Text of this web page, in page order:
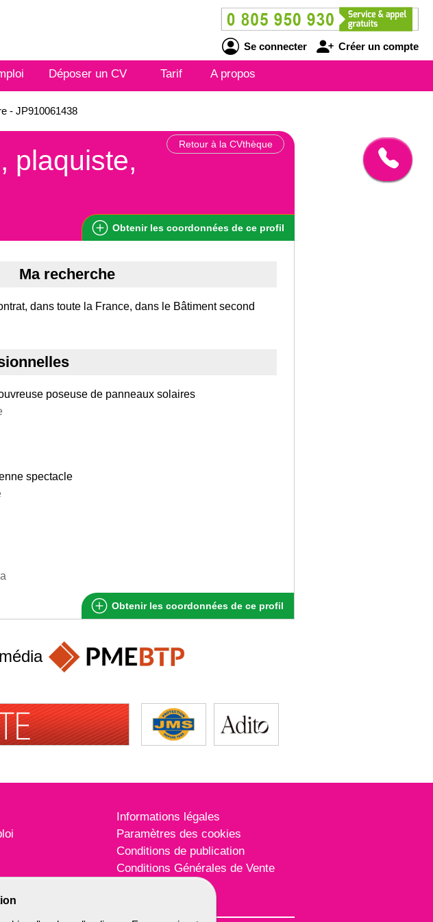
Se connecter Créer un compte
Déposer un CV Tarif A propos
- JP910061438
Retour à la CVthèque
plaquiste,
Obtenir les coordonnées de ce profil
Ma recherche
dans toute la France, dans le Bâtiment second
poseuse de panneaux solaires
spectacle
Obtenir les coordonnées de ce profil
média
Informations légales
Paramètres des cookies
Conditions de publication
Conditions Générales de Vente